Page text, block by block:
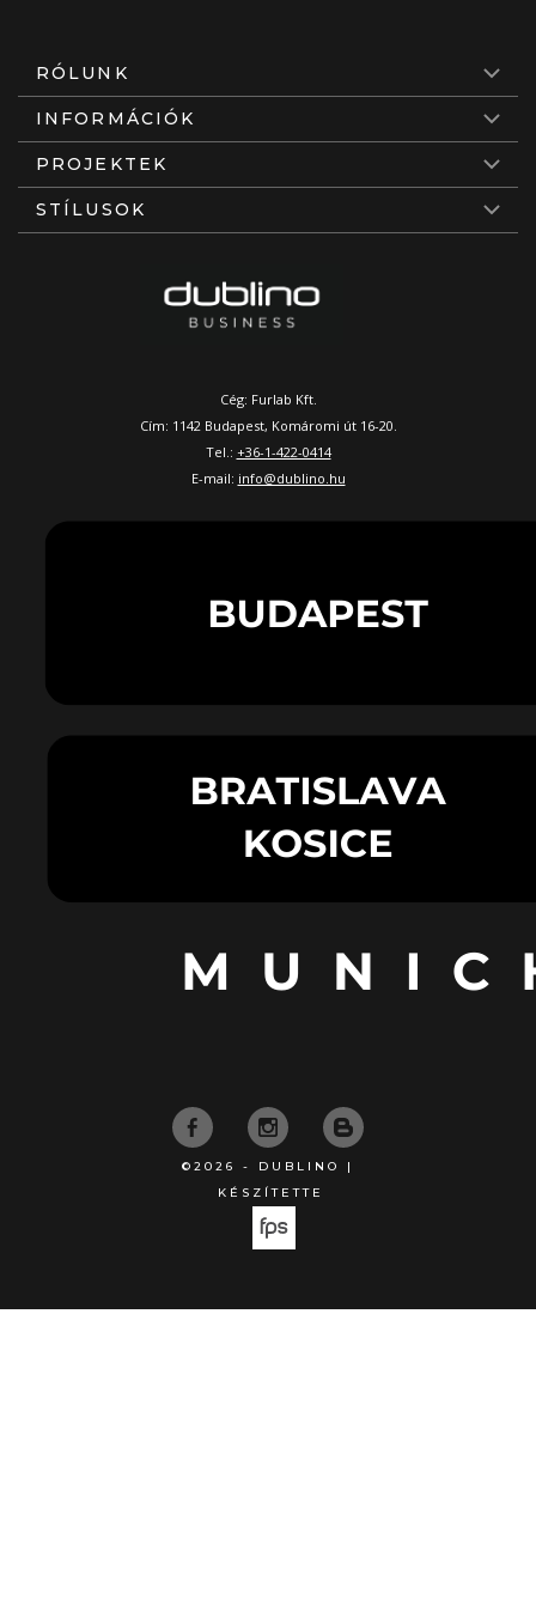
RÓLUNK
INFORMÁCIÓK
PROJEKTEK
STÍLUSOK
Cég: Furlab Kft.
Cím: 1142 Budapest, Komáromi út 16-20.
Tel.: +36-1-422-0414
E-mail: info@dublino.hu
©2026 - DUBLINO |
KÉSZÍTETTE